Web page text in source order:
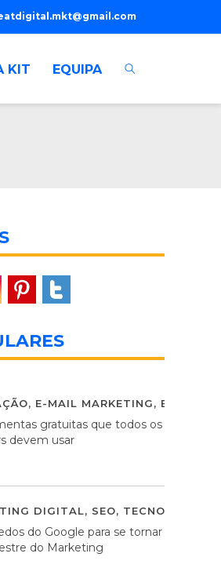
KIT EQUIPA
, E-MAIL MARKETING,
gratuitas que todos os
devem usar
DIGITAL, SEO, TECNOLOGIA
do Google para se tornar
do Marketing